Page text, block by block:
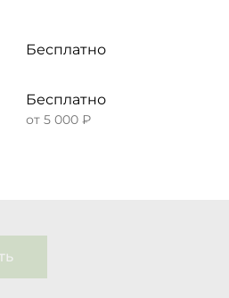
Бесплатно
Бесплатно
от 5 000 ₽